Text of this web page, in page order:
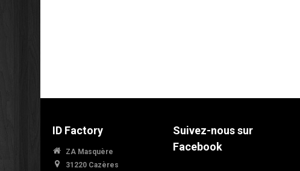
ID Factory
ZA Masquère
31220 Cazères
Suivez-nous sur
Facebook